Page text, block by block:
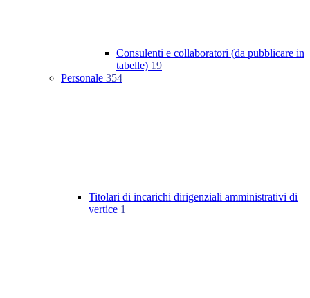
Consulenti e collaboratori (da pubblicare in
tabelle) 19
Personale 354
Titolari di incarichi dirigenziali amministrativi di
vertice 1